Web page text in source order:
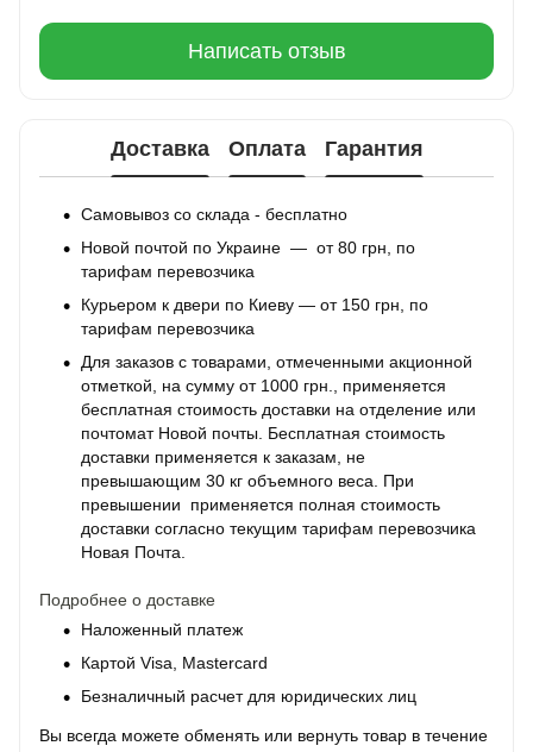
Написать отзыв
Доставка Оплата Гарантия
Самовывоз со склада - бесплатно
Новой почтой по Украине — от 80 грн, по
тарифам перевозчика
Курьером к двери по Киеву — от 150 грн, по
тарифам перевозчика
Для заказов с товарами, отмеченными акционной
отметкой, на сумму от 1000 грн., применяется
бесплатная стоимость доставки на отделение или
почтомат Новой почты. Бесплатная стоимость
доставки применяется к заказам, не
превышающим 30 кг объемного веса. При
превышении применяется полная стоимость
доставки согласно текущим тарифам перевозчика
Новая Почта.
Подробнее о доставке
Наложенный платеж
Картой Visa, Mastercard
Безналичный расчет для юридических лиц
Вы всегда можете обменять или вернуть товар в течение